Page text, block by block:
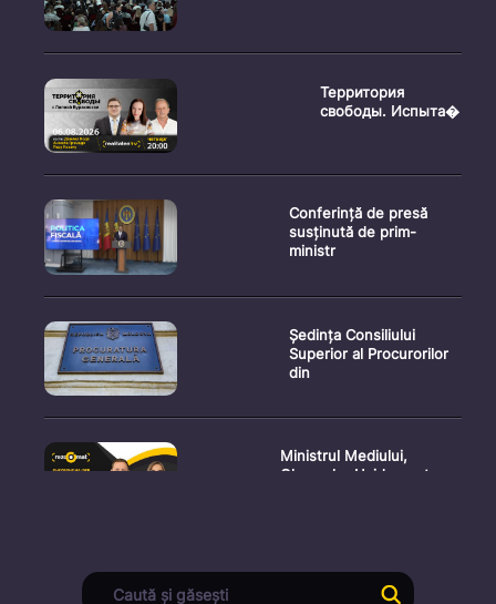
Территория
свободы. Испыта�
Conferință de presă
susținută de prim-
ministr
Ședința Consiliului
Superior al Procurorilor
din
Ministrul Mediului,
Gheorghe Hajder, este
Consultări publice privind
proiectul de lege pent